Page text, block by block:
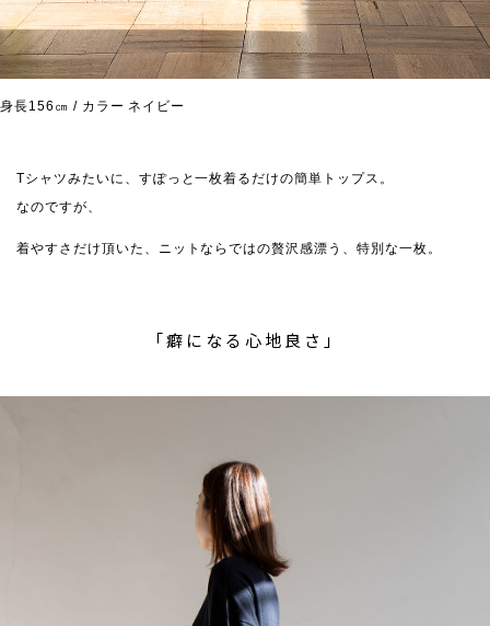
身長156㎝ / カラー ネイビー
Tシャツみたいに、すぽっと一枚着るだけの簡単トップス。
なのですが、
着やすさだけ頂いた、ニットならではの贅沢感漂う、特別な一枚。
「癖になる心地良さ」